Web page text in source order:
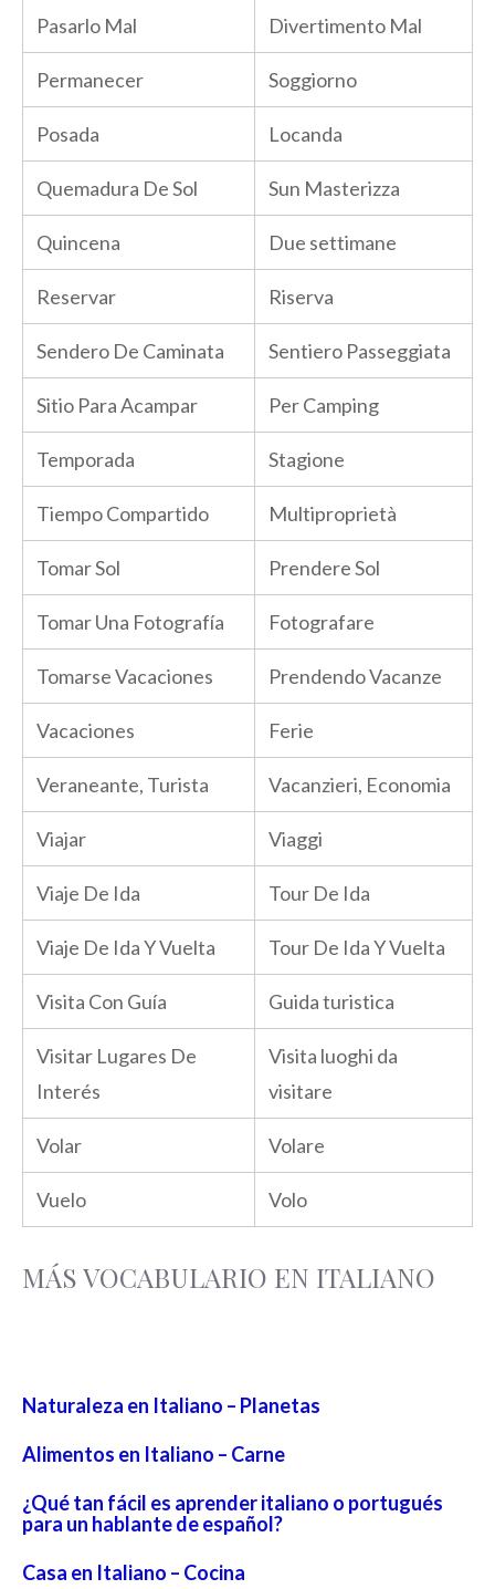
Pasarlo Mal Divertimento Mal
Permanecer Soggiorno
Posada Locanda
Quemadura De Sol Sun Masterizza
Quincena Due settimane
Reservar Riserva
Sendero De Caminata Sentiero Passeggiata
Sitio Para Acampar Per Camping
Temporada Stagione
Tiempo Compartido Multiproprietà
Tomar Sol Prendere Sol
Tomar Una Fotografía Fotografare
Tomarse Vacaciones Prendendo Vacanze
Vacaciones Ferie
Veraneante, Turista Vacanzieri, Economia
Viajar Viaggi
Viaje De Ida Tour De Ida
Viaje De Ida Y Vuelta Tour De Ida Y Vuelta
Visita Con Guía Guida turistica
Visitar Lugares De
Interés
Visita luoghi da
visitare
Volar Volare
Vuelo Volo
MÁS VOCABULARIO EN ITALIANO
Naturaleza en Italiano – Planetas
Alimentos en Italiano – Carne
¿Qué tan fácil es aprender italiano o portugués
para un hablante de español?
Casa en Italiano – Cocina